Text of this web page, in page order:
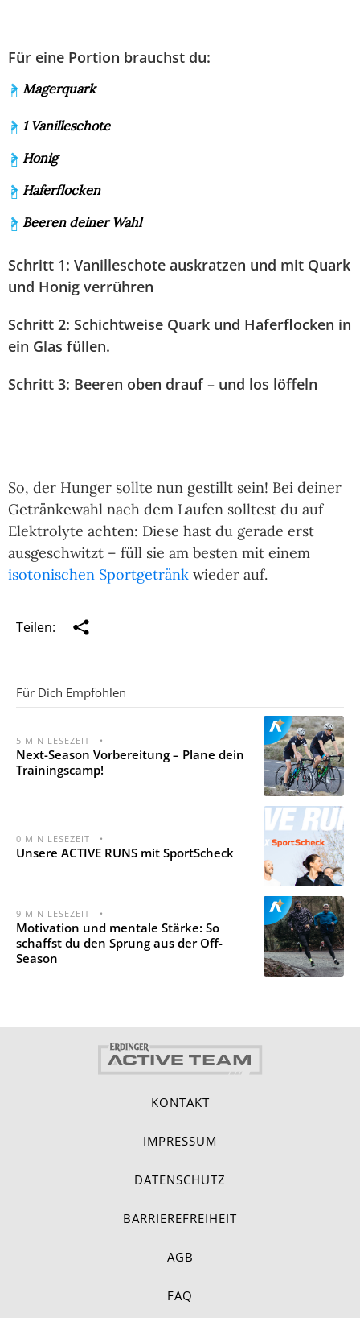
Für eine Portion brauchst du:
Magerquark
1 Vanilleschote
Honig
Haferflocken
Beeren deiner Wahl
Schritt 1: Vanilleschote auskratzen und mit Quark
und Honig verrühren
Schritt 2: Schichtweise Quark und Haferflocken in
ein Glas füllen.
Schritt 3: Beeren oben drauf – und los löffeln
So, der Hunger sollte nun gestillt sein! Bei deiner
Getränkewahl nach dem Laufen solltest du auf
Elektrolyte achten: Diese hast du gerade erst
ausgeschwitzt – füll sie am besten mit einem
isotonischen Sportgetränk wieder auf.
Teilen:
Für Dich Empfohlen
5 MIN LESEZEIT •
Next-Season Vorbereitung – Plane dein
Trainingscamp!
0 MIN LESEZEIT •
Unsere ACTIVE RUNS mit SportScheck
9 MIN LESEZEIT •
Motivation und mentale Stärke: So
schaffst du den Sprung aus der Off-
Season
KONTAKT
IMPRESSUM
DATENSCHUTZ
BARRIEREFREIHEIT
AGB
FAQ